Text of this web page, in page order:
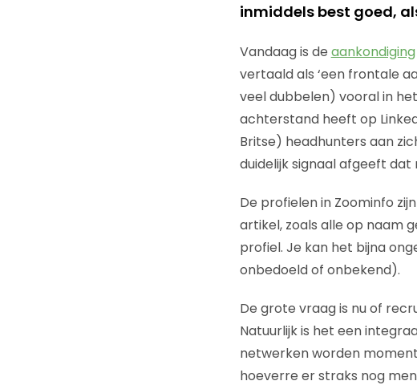
inmiddels best goed,
Vandaag is de aankondiging
vertaald als ‘een frontale
veel dubbelen) vooral in
achterstand heeft op
Britse) headhunters aan
duidelijk signaal afgeeft
De profielen in Zoominfo
artikel, zoals alle op naam
profiel. Je kan het bijna
onbedoeld of onbekend).
De grote vraag is nu of
Natuurlijk is het een
netwerken worden
hoeverre er straks nog